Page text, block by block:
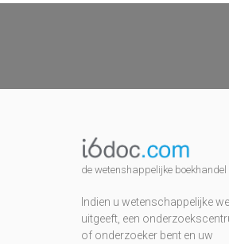
de wetenshappelijke boekhandel
Indien u wetenschappelijke
uitgeeft, een
of onderzoeker bent en uw